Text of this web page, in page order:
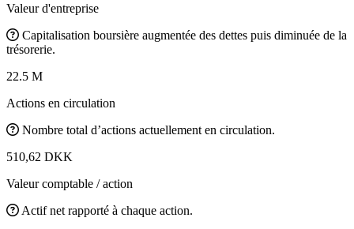
Valeur d'entreprise
Capitalisation boursière augmentée des dettes puis diminuée de la
trésorerie.
22.5 M
Actions en circulation
Nombre total d’actions actuellement en circulation.
510,62 DKK
Valeur comptable / action
Actif net rapporté à chaque action.